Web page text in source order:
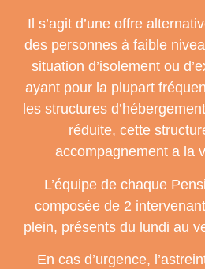
Il s’agit d’une offre
des personnes à faible
situation d’isolement ou
ayant pour la plupart
les structures
réduite, cette
accompagnement a la
L’équipe de chaque
composée de 2
plein, présents du lundi au
En cas d’urgence,